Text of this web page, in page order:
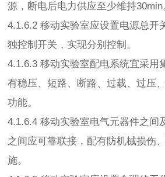
源，断电后电力供应至少维持30min
4.1.6.2 移动实验室应设置电源总开
独控制开关，实现分别控制。
4.1.6.3 移动实验室配电系统宜采用
有稳压、短路、断路、过载、过压
功能。
4.1.6.4 移动实验室电气元器件之间
之间应可靠联接，配有防机械损伤
施。